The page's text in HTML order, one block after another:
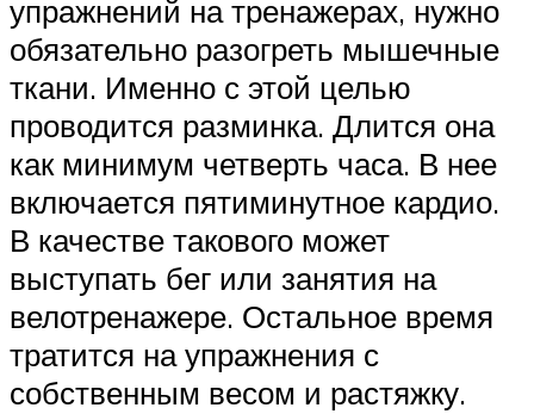
упражнений на тренажерах, нужно
обязательно разогреть мышечные
ткани. Именно с этой целью
проводится разминка. Длится она
как минимум четверть часа. В нее
включается пятиминутное кардио.
В качестве такового может
выступать бег или занятия на
велотренажере. Остальное время
тратится на упражнения с
собственным весом и растяжку.